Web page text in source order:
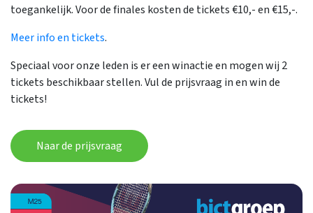
toegankelijk. Voor de finales kosten de tickets €10,- en €15,-.
Meer info en tickets.
Speciaal voor onze leden is er een winactie en mogen wij 2
tickets beschikbaar stellen. Vul de prijsvraag in en win de
tickets!
Naar de prijsvraag